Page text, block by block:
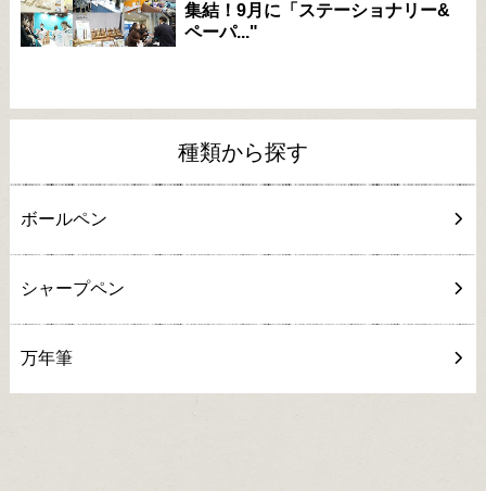
集結！9月に「ステーショナリー&
ペーパ..."
種類から探す
ボールペン
シャープペン
万年筆